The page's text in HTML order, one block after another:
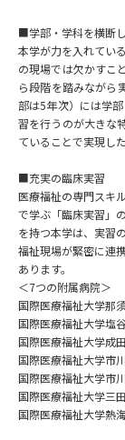
デジタルパンフレッ
新学年スタート号特
（高3生用）
SELFBRAND特集ペ
オープンキャン
オープンキャンパス
来場型・Web型イベ
志望校・出願校
■学部・学科を横断
本学が力を入れてい
の現場では欠かすこ
ら段階を踏みながら
部は5年次）には学
習を行うのが大きな
ていることで実現し
■充実の臨床実習
医療福祉の専門スキ
で学ぶ「臨床実習」
を持つ本学は、実習
福祉現場が緊密に連
あります。
＜7つの附属病院＞
国際医療福祉大学那
国際医療福祉大学塩
国際医療福祉大学成
国際医療福祉大学市
国際医療福祉大学市
国際医療福祉大学三
国際医療福祉大学熱